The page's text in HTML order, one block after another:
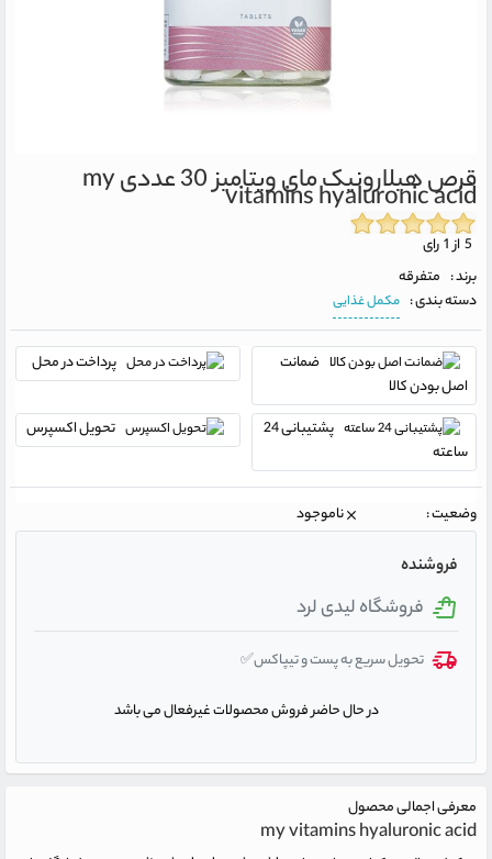
قرص هیلارونیک مای ویتامیز 30 عددی my vitamins hyaluronic acid
برند : متفرقه
دسته بندی : مکمل غذایی
ضمانت
اصل بودن کالا
پرداخت در محل
پشتیبانی 24
ساعته
تحویل اکسپرس
وضعیت : ناموجود
فروشنده
فروشگاه لیدی لرد
تحویل سریع به پست و تیپاکس✅
در حال حاضر فروش محصولات غیرفعال می باشد
معرفی اجمالی محصول
my vitamins hyaluronic acid